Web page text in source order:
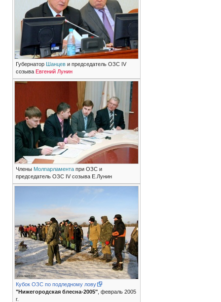
Губернатор Шанцеви председатель ОЗС IV
созыва Евгений Лунин
Члены Молпарламентапри ОЗС и
председатель ОЗС IV созыва Е.Лунин
Кубок ОЗС по подледному лову
"Нижегородская блесна-2005", февраль 2005
г.